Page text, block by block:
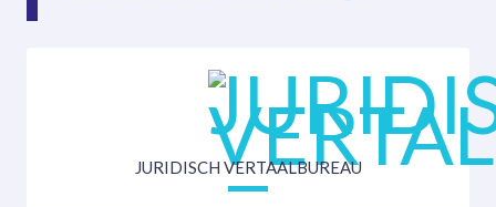
JURIDISCH VERTAALBUREAU